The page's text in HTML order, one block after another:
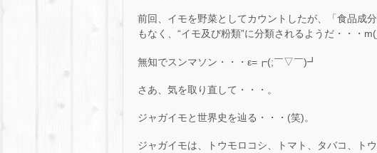
前回、イモを野菜としてカウントしたが、「食品成
もなく、“イモ及び粉類”に分類されるようだ・・・
無知でスンマソン・・・ε=┏(;￣▽￣)┛
さあ、気を取り直して・・・。
ジャガイモと世界史を辿る・・・(笑)。
ジャガイモは、トウモロコシ、トマト、タバコ、ト